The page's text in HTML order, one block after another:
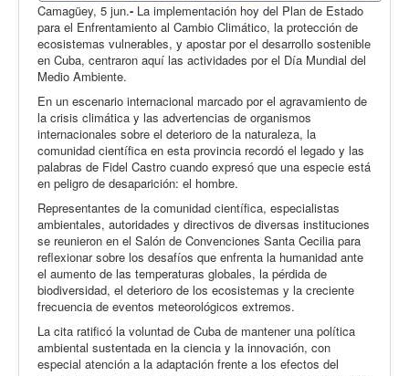
Camagüey, 5 jun.- La implementación hoy del Plan de Estado
para el Enfrentamiento al Cambio Climático, la protección de
ecosistemas vulnerables, y apostar por el desarrollo sostenible
en Cuba, centraron aquí las actividades por el Día Mundial del
Medio Ambiente.
En un escenario internacional marcado por el agravamiento de
la crisis climática y las advertencias de organismos
internacionales sobre el deterioro de la naturaleza, la
comunidad científica en esta provincia recordó el legado y las
palabras de Fidel Castro cuando expresó que una especie está
en peligro de desaparición: el hombre.
Representantes de la comunidad científica, especialistas
ambientales, autoridades y directivos de diversas instituciones
se reunieron en el Salón de Convenciones Santa Cecilia para
reflexionar sobre los desafíos que enfrenta la humanidad ante
el aumento de las temperaturas globales, la pérdida de
biodiversidad, el deterioro de los ecosistemas y la creciente
frecuencia de eventos meteorológicos extremos.
La cita ratificó la voluntad de Cuba de mantener una política
ambiental sustentada en la ciencia y la innovación, con
especial atención a la adaptación frente a los efectos del